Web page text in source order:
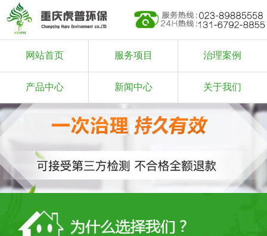
网站首页 服务项目 治理案例
产品中心 新闻中心 关于我们